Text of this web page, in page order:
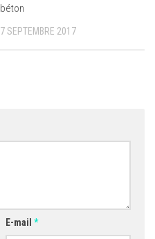
béton
7 SEPTEMBRE 2017
E-mail *